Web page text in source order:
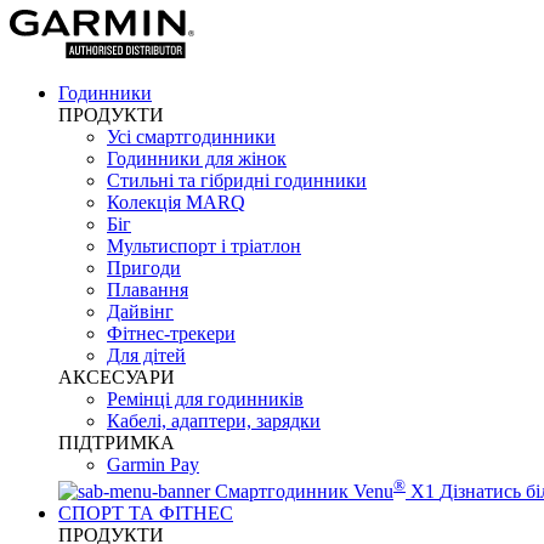
Годинники
ПРОДУКТИ
Усі смартгодинники
Годинники для жінок
Стильні та гібридні годинники
Колекція MARQ
Біг
Мультиспорт і тріатлон
Пригоди
Плавання
Дайвінг
Фітнес-трекери
Для дітей
АКСЕСУАРИ
Ремінці для годинників
Кабелі, адаптери, зарядки
ПІДТРИМКА
Garmin Pay
Смартгодинник Venu® X1 Дізнатись
СПОРТ ТА ФІТНЕС
ПРОДУКТИ